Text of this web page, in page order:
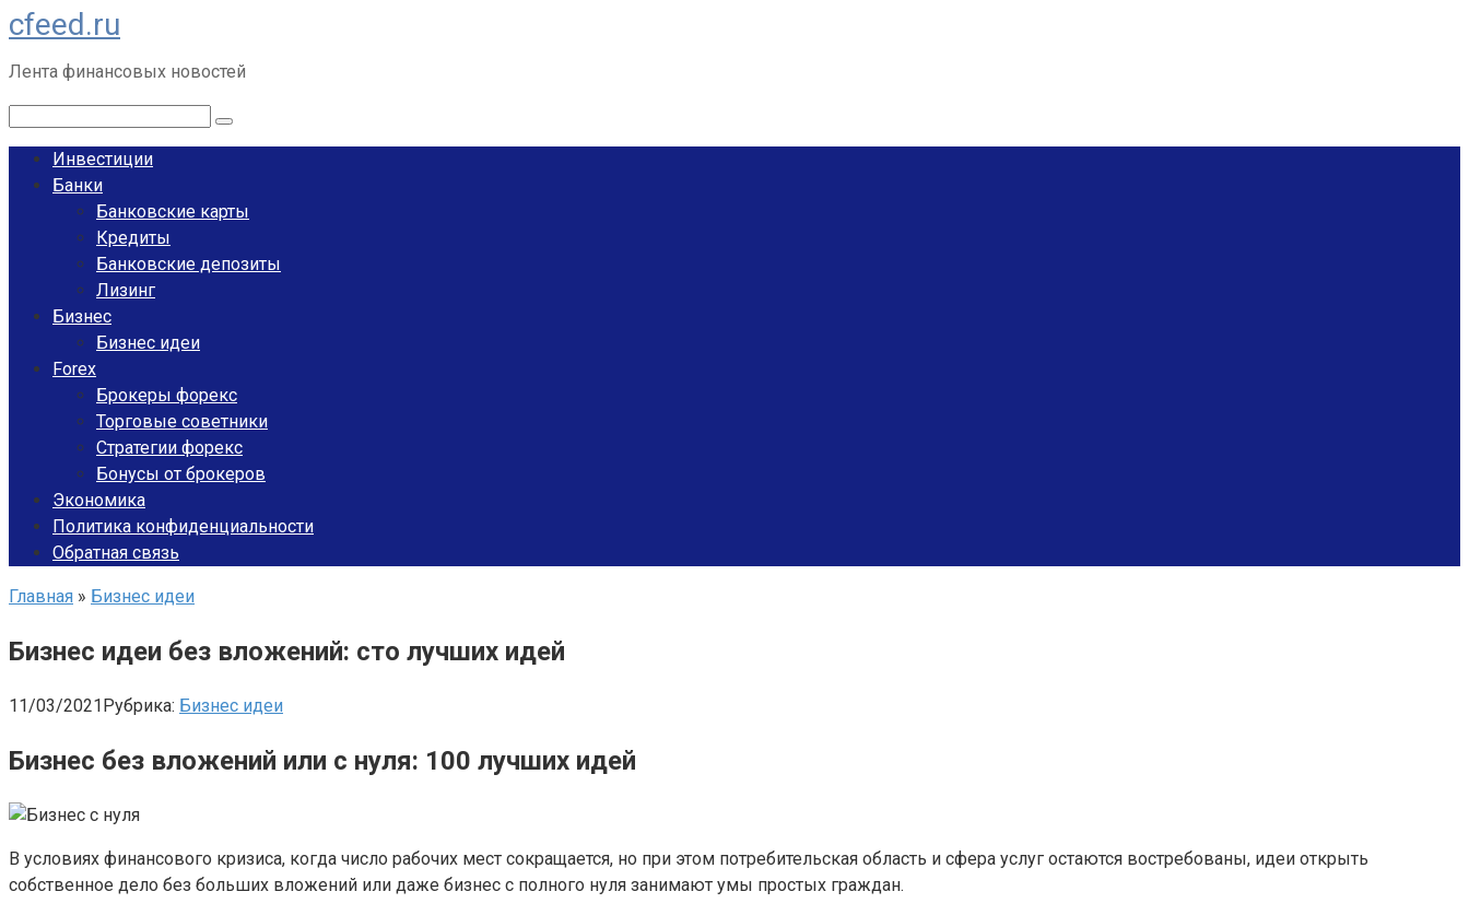
Перейти
к
контенту
cfeed.ru
Лента финансовых новостей
Инвестиции
Банки
Банковские карты
Кредиты
Банковские депозиты
Лизинг
Бизнес
Бизнес идеи
Forex
Брокеры форекс
Торговые советники
Стратегии форекс
Бонусы от брокеров
Экономика
Политика конфиденциальности
Обратная связь
Главная » Бизнес идеи
Бизнес идеи без вложений: сто лучших идей
11/03/2021Рубрика: Бизнес идеи
Бизнес без вложений или с нуля: 100 лучших идей
В условиях финансового кризиса, когда число рабочих мест сокращается, но при этом потребительская область и сфера услуг остаются востребованы, идеи открыть
собственное дело без больших вложений или даже бизнес с полного нуля занимают умы простых граждан.